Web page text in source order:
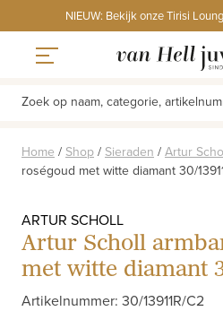
to
content
NIEUW: Bekijk onze Tirisi
Zoek op naam, categorie,
Home / Shop / Sieraden / Artur
roségoud met witte diamant 30/
ARTUR SCHOLL
Artur Scholl
met witte diamant
Artikelnummer: 30/13911R/C2